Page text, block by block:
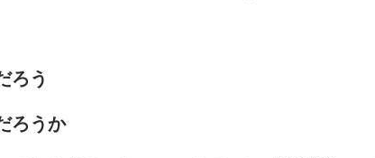
ろう
ろうか